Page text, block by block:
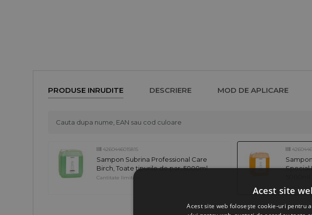
PRODUSE INRUDITE DESCRIERE MOD DE APLICARE
4260446015815
Sampon Subrina Professional Care
Birch, Toate tipurile de par, 5000ml
Cantitate limitata
Special
In stoc
Acest site
Acest site web folosește cookie-uri pentru